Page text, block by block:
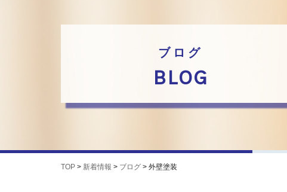
ブログ
BLOG
TOP > 新着情報 > ブログ > 外壁塗装